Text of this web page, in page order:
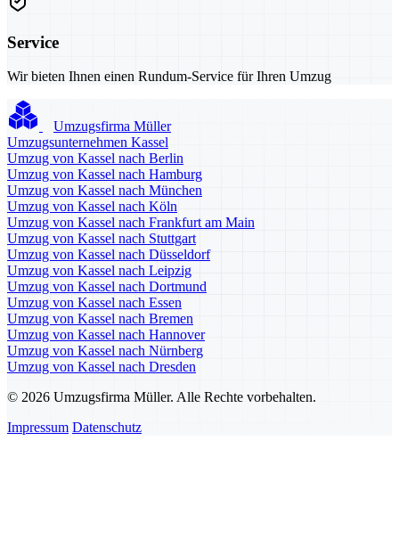
Service
Wir bieten Ihnen einen Rundum-Service für Ihren Umzug
Umzugsfirma Müller
Umzugsunternehmen Kassel
Umzug von Kassel nach Berlin
Umzug von Kassel nach Hamburg
Umzug von Kassel nach München
Umzug von Kassel nach Köln
Umzug von Kassel nach Frankfurt am Main
Umzug von Kassel nach Stuttgart
Umzug von Kassel nach Düsseldorf
Umzug von Kassel nach Leipzig
Umzug von Kassel nach Dortmund
Umzug von Kassel nach Essen
Umzug von Kassel nach Bremen
Umzug von Kassel nach Hannover
Umzug von Kassel nach Nürnberg
Umzug von Kassel nach Dresden
© 2026 Umzugsfirma Müller. Alle Rechte vorbehalten.
Impressum Datenschutz